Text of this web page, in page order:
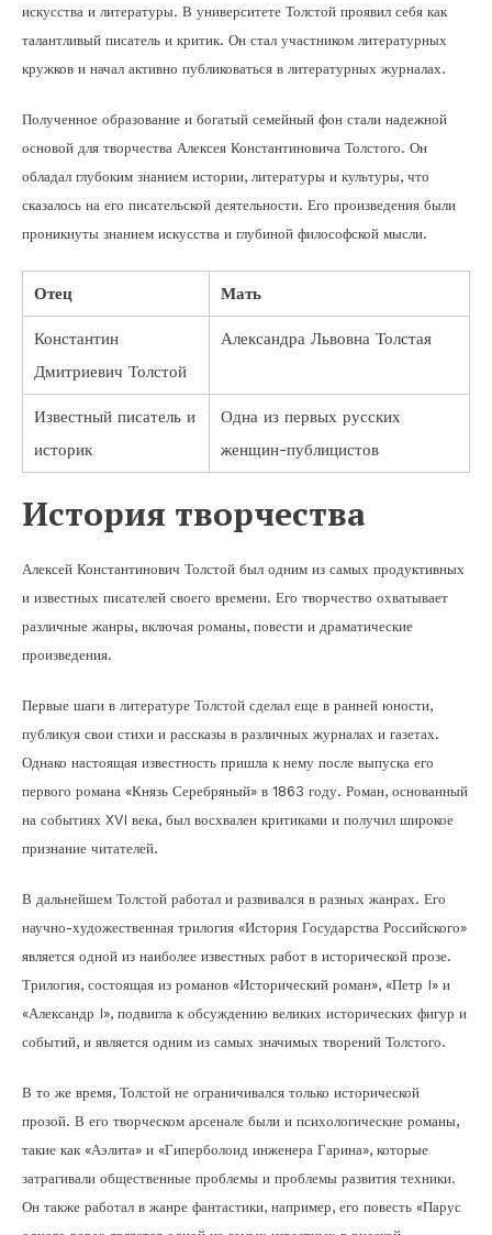
искусства и литературы. В университете Толстой проявил себя как
талантливый писатель и критик. Он стал участником литературных
кружков и начал активно публиковаться в литературных журналах.
Полученное образование и богатый семейный фон стали надежной
основой для творчества Алексея Константиновича Толстого. Он
обладал глубоким знанием истории, литературы и культуры, что
сказалось на его писательской деятельности. Его произведения были
проникнуты знанием искусства и глубиной философской мысли.
Отец Мать
Константин
Дмитриевич Толстой
Александра Львовна Толстая
Известный писатель и
историк
Одна из первых русских
женщин-публицистов
История творчества
Алексей Константинович Толстой был одним из самых продуктивных
и известных писателей своего времени. Его творчество охватывает
различные жанры, включая романы, повести и драматические
произведения.
Первые шаги в литературе Толстой сделал еще в ранней юности,
публикуя свои стихи и рассказы в различных журналах и газетах.
Однако настоящая известность пришла к нему после выпуска его
первого романа «Князь Серебряный» в 1863 году. Роман, основанный
на событиях XVI века, был восхвален критиками и получил широкое
признание читателей.
В дальнейшем Толстой работал и развивался в разных жанрах. Его
научно-художественная трилогия «История Государства Российского»
является одной из наиболее известных работ в исторической прозе.
Трилогия, состоящая из романов «Исторический роман», «Петр I» и
«Александр I», подвигла к обсуждению великих исторических фигур и
событий, и является одним из самых значимых творений Толстого.
В то же время, Толстой не ограничивался только исторической
прозой. В его творческом арсенале были и психологические романы,
такие как «Аэлита» и «Гиперболоид инженера Гарина», которые
затрагивали общественные проблемы и проблемы развития техники.
Он также работал в жанре фантастики, например, его повесть «Парус